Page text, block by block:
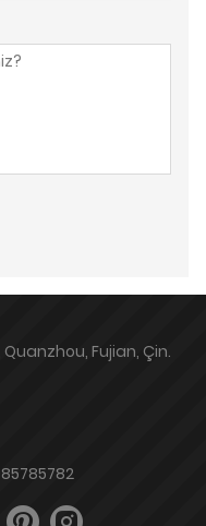
Fujian, Çin.